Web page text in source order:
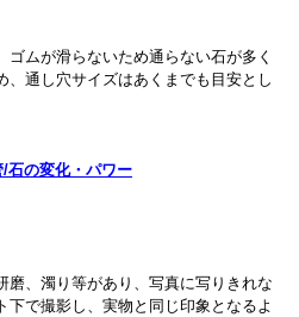
ムが滑らないため通らない石が多く
、通し穴サイズはあくまでも目安とし
石の変化・パワー
、濁り等があり、写真に写りきれな
下で撮影し、実物と同じ印象となるよ